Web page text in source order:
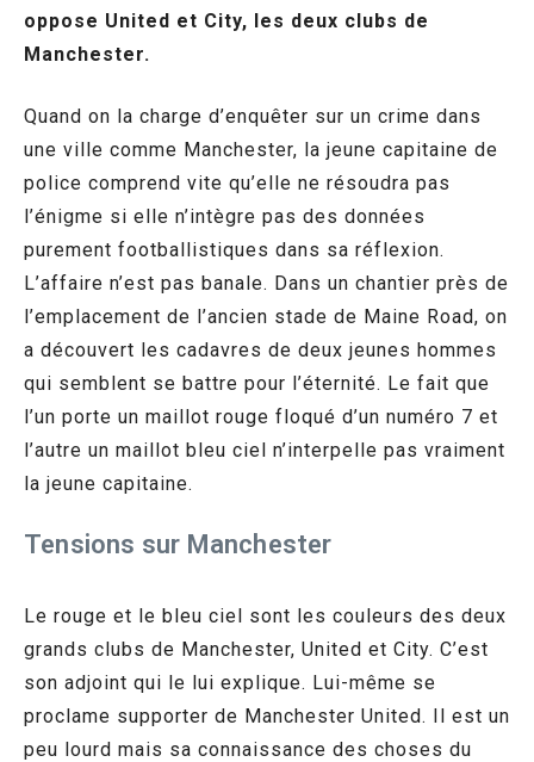
oppose United et City, les deux clubs de
Manchester.
Quand on la charge d’enquêter sur un crime dans
une ville comme Manchester, la jeune capitaine de
police comprend vite qu’elle ne résoudra pas
l’énigme si elle n’intègre pas des données
purement footballistiques dans sa réflexion.
L’affaire n’est pas banale. Dans un chantier près de
l’emplacement de l’ancien stade de Maine Road, on
a découvert les cadavres de deux jeunes hommes
qui semblent se battre pour l’éternité. Le fait que
l’un porte un maillot rouge floqué d’un numéro 7 et
l’autre un maillot bleu ciel n’interpelle pas vraiment
la jeune capitaine.
Tensions sur Manchester
Le rouge et le bleu ciel sont les couleurs des deux
grands clubs de Manchester, United et City. C’est
son adjoint qui le lui explique. Lui-même se
proclame supporter de Manchester United. Il est un
peu lourd mais sa connaissance des choses du